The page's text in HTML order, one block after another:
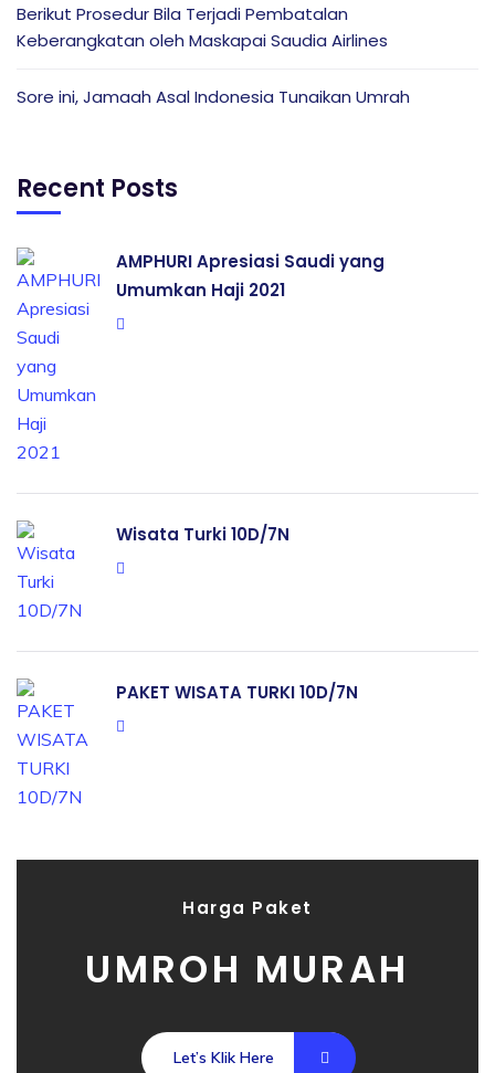
Berikut Prosedur Bila Terjadi Pembatalan
Keberangkatan oleh Maskapai Saudia Airlines
Sore ini, Jamaah Asal Indonesia Tunaikan Umrah
Recent Posts
AMPHURI Apresiasi Saudi yang
Umumkan Haji 2021
Wisata Turki 10D/7N
PAKET WISATA TURKI 10D/7N
Harga Paket
UMROH MURAH
Let’s Klik Here